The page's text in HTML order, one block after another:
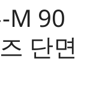
M 90
단면